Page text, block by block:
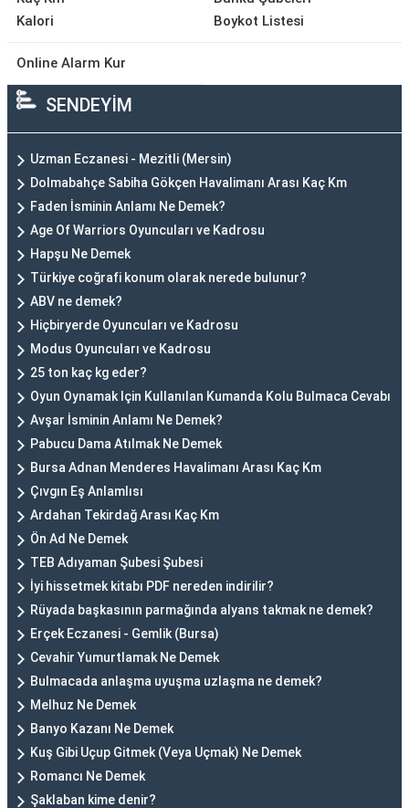
Kalori
Boykot Listesi
Online Alarm Kur
SENDEYİM
Uzman Eczanesi - Mezitli (Mersin)
Dolmabahçe Sabiha Gökçen Havalimanı Arası Kaç Km
Faden İsminin Anlamı Ne Demek?
Age Of Warriors Oyuncuları ve Kadrosu
Hapşu Ne Demek
Türkiye coğrafi konum olarak nerede bulunur?
ABV ne demek?
Hiçbiryerde Oyuncuları ve Kadrosu
Modus Oyuncuları ve Kadrosu
25 ton kaç kg eder?
Oyun Oynamak Için Kullanılan Kumanda Kolu Bulmaca Cevabı
Avşar İsminin Anlamı Ne Demek?
Pabucu Dama Atılmak Ne Demek
Bursa Adnan Menderes Havalimanı Arası Kaç Km
Çıvgın Eş Anlamlısı
Ardahan Tekirdağ Arası Kaç Km
Ön Ad Ne Demek
TEB Adıyaman Şubesi Şubesi
İyi hissetmek kitabı PDF nereden indirilir?
Rüyada başkasının parmağında alyans takmak ne demek?
Erçek Eczanesi - Gemlik (Bursa)
Cevahir Yumurtlamak Ne Demek
Bulmacada anlaşma uyuşma uzlaşma ne demek?
Melhuz Ne Demek
Banyo Kazanı Ne Demek
Kuş Gibi Uçup Gitmek (Veya Uçmak) Ne Demek
Romancı Ne Demek
Şaklaban kime denir?